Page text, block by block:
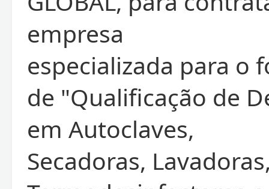
empresa
especializada para o
de "Qualificação de
em Autoclaves,
Secadoras,